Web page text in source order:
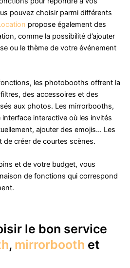
pouvez choisir parmi différents
propose également des
comme la possibilité d’ajouter
ou le thème de votre événement
les photobooths offrent la
des accessoires et des
aux photos. Les mirrorbooths,
interactive où les invités
ajouter des emojis… Les
créer de courtes scènes.
et de votre budget, vous
de fonctions qui correspond
le bon service
, mirrorbooth et